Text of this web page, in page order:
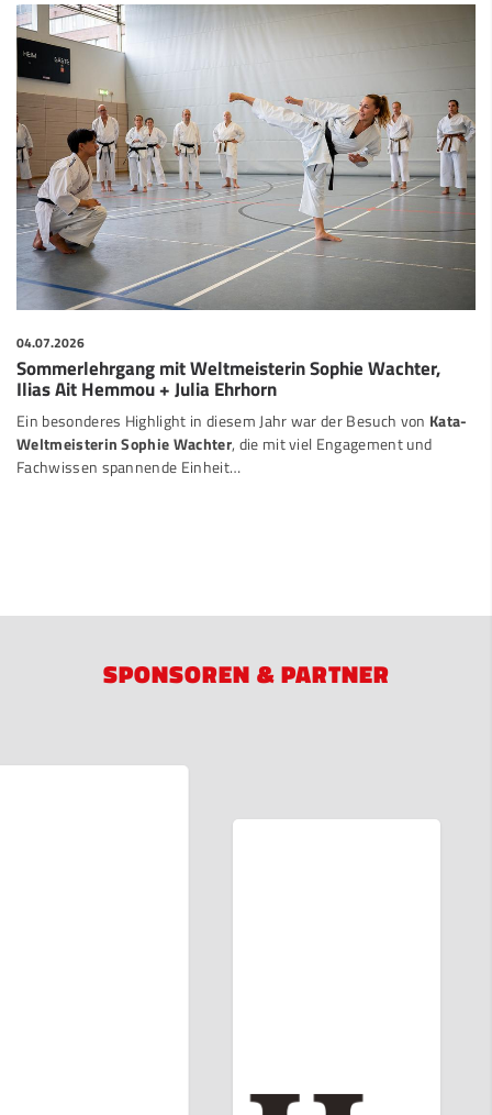
04.07.2026
Sommerlehrgang mit Weltmeisterin Sophie Wachter,
Ilias Ait Hemmou + Julia Ehrhorn
Ein besonderes Highlight in diesem Jahr war der Besuch von Kata-
Weltmeisterin Sophie Wachter, die mit viel Engagement und
Fachwissen spannende Einheit…
SPONSOREN & PARTNER